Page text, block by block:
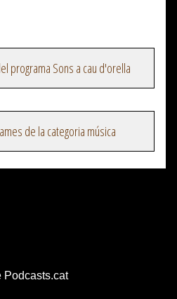
programa Sons a cau d'orella
de la categoria música
Podcasts.cat